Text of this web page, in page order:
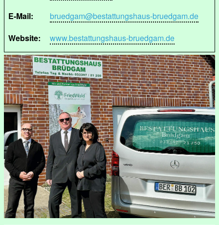
E-Mail:
bruedgam@bestattungshaus-bruedgam.de
Website:
www.bestattungshaus-bruedgam.de